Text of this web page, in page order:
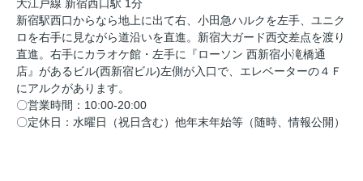
大江戸線 新宿西口駅 1分
新宿駅西口からなら地上に出て右、小田急ハルクを左手、ユニク
ロを右手に見ながら道沿いを直進。新宿大ガード西交差点を渡り
直進。右手にカラオケ館・左手に『ローソン 西新宿小滝橋通
店』があるビル(西新宿ビル)左側が入口で、エレベーターの４Ｆ
にアルクがあります。
〇営業時間：10:00-20:00
〇定休日：水曜日（祝日含む）他年末年始等（随時、情報公開）